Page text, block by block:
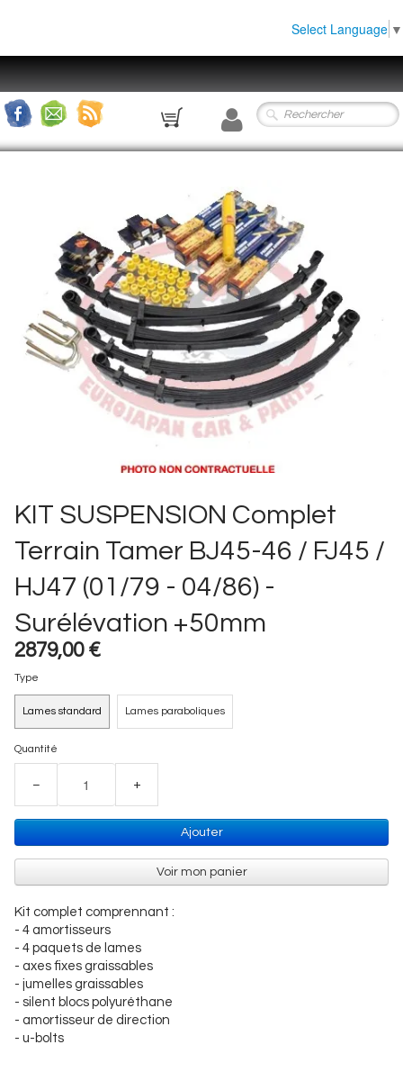
Select Language ▼
KIT SUSPENSION Complet
Terrain Tamer BJ45-46 / FJ45 /
HJ47 (01/79 - 04/86) -
Surélévation +50mm
2879,00 €
Type
Lames standard Lames paraboliques
Quantité
− +
Ajouter
Voir mon panier
Kit complet comprennant :
- 4 amortisseurs
- 4 paquets de lames
- axes fixes graissables
- jumelles graissables
- silent blocs polyuréthane
- amortisseur de direction
- u-bolts